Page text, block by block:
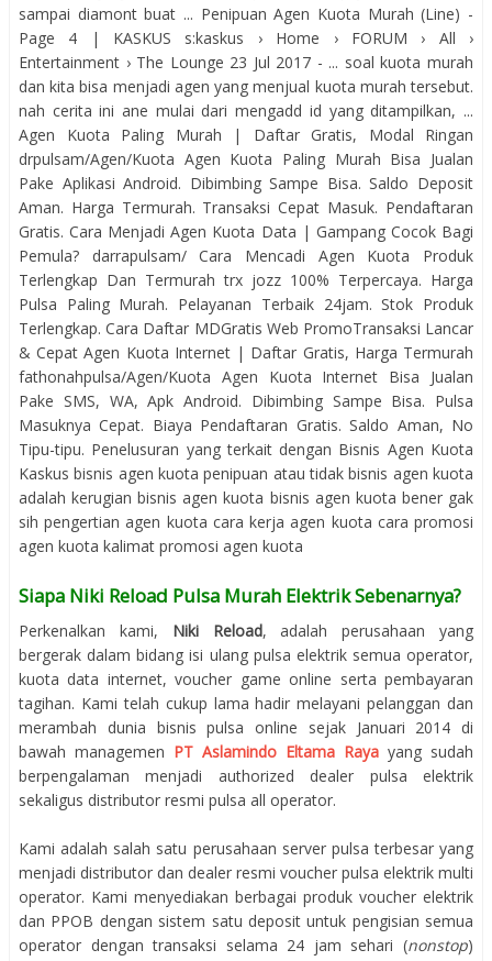
sampai diamont buat ... Penipuan Agen Kuota Murah (Line) -
Page 4 | KASKUS s:kaskus › Home › FORUM › All ›
Entertainment › The Lounge 23 Jul 2017 - ... soal kuota murah
dan kita bisa menjadi agen yang menjual kuota murah tersebut.
nah cerita ini ane mulai dari mengadd id yang ditampilkan, ...
Agen Kuota Paling Murah | Daftar Gratis, Modal Ringan‎
drpulsam/Agen/Kuota‎ Agen Kuota Paling Murah Bisa Jualan
Pake Aplikasi Android. Dibimbing Sampe Bisa. Saldo Deposit
Aman. Harga Termurah. Transaksi Cepat Masuk. Pendaftaran
Gratis. Cara Menjadi Agen Kuota Data | Gampang Cocok Bagi
Pemula?‎ darrapulsam/‎ Cara Mencadi Agen Kuota Produk
Terlengkap Dan Termurah trx jozz 100% Terpercaya. Harga
Pulsa Paling Murah. Pelayanan Terbaik 24jam. Stok Produk
Terlengkap. Cara Daftar MDGratis Web PromoTransaksi Lancar
& Cepat Agen Kuota Internet | Daftar Gratis, Harga Termurah‎
fathonahpulsa/Agen/Kuota‎ Agen Kuota Internet Bisa Jualan
Pake SMS, WA, Apk Android. Dibimbing Sampe Bisa. Pulsa
Masuknya Cepat. Biaya Pendaftaran Gratis. Saldo Aman, No
Tipu-tipu. Penelusuran yang terkait dengan Bisnis Agen Kuota
Kaskus bisnis agen kuota penipuan atau tidak bisnis agen kuota
adalah kerugian bisnis agen kuota bisnis agen kuota bener gak
sih pengertian agen kuota cara kerja agen kuota cara promosi
agen kuota kalimat promosi agen kuota
Siapa Niki Reload Pulsa Murah Elektrik Sebenarnya?
Perkenalkan kami, Niki Reload, adalah perusahaan yang
bergerak dalam bidang isi ulang pulsa elektrik semua operator,
kuota data internet, voucher game online serta pembayaran
tagihan. Kami telah cukup lama hadir melayani pelanggan dan
merambah dunia bisnis pulsa online sejak Januari 2014 di
bawah managemen PT Aslamindo Eltama Raya yang sudah
berpengalaman menjadi authorized dealer pulsa elektrik
sekaligus distributor resmi pulsa all operator.
Kami adalah salah satu perusahaan server pulsa terbesar yang
menjadi distributor dan dealer resmi voucher pulsa elektrik multi
operator. Kami menyediakan berbagai produk voucher elektrik
dan PPOB dengan sistem satu deposit untuk pengisian semua
operator dengan transaksi selama 24 jam sehari (nonstop)